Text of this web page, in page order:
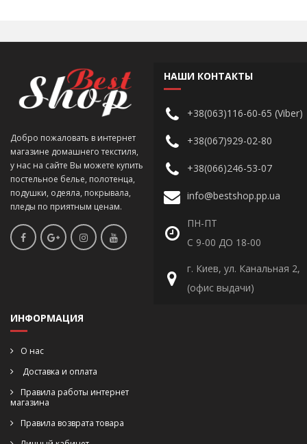
Добро пожаловать в интернет
магазине домашнего текстиля,
у нас на сайте Вы можете купить
постельное белье, полотенца,
подушки, одеяла, покрывала,
пледы по приятным ценам.
НАШИ КОНТАКТЫ
+38(063)116-60-65 (Viber)
+38(067)929-02-80
+38(066)246-53-07
info@bestshop.pp.ua
ПН-ПТ
С 9-00 ДО 18-00
г. Киев, ул. Канальная 2,
(офис выдачи)
ИНФОРМАЦИЯ
О нас
Доставка и оплата
Правила работы интернет
магазина
Правила возврата товара